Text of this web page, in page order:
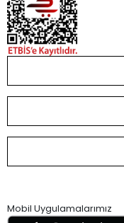
Mobil Uygulamalarımız